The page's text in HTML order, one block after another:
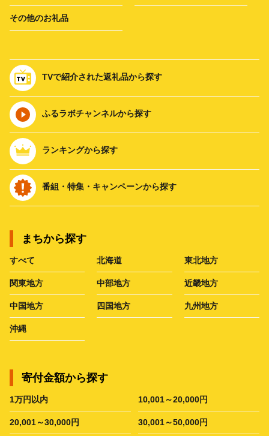
その他のお礼品
TVで紹介された返礼品から探す
ふるラボチャンネルから探す
ランキングから探す
番組・特集・キャンペーンから探す
まちから探す
すべて 北海道 東北地方
関東地方 中部地方 近畿地方
中国地方 四国地方 九州地方
沖縄
寄付金額から探す
1万円以内 10,001～20,000円
20,001～30,000円 30,001～50,000円